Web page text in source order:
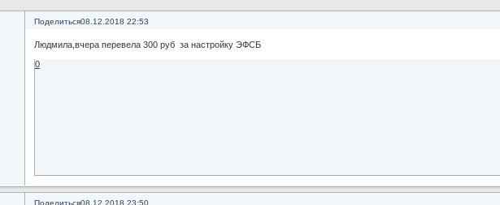
Поделиться08.12.2018 22:53
Людмила,вчера перевела 300 руб за настройку ЭФСБ
0
Поделиться08.12.2018 23:50